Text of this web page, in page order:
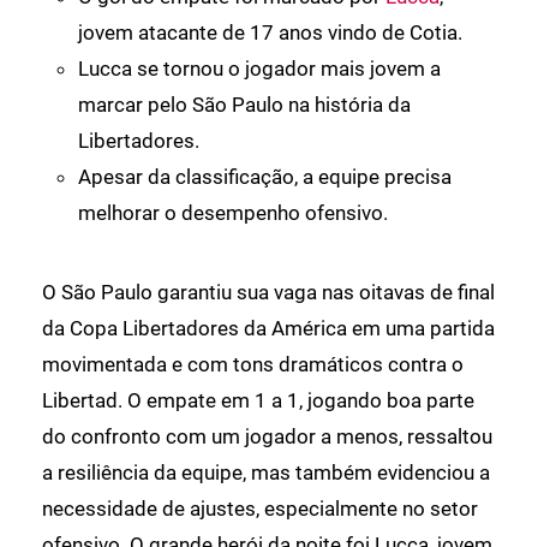
jovem atacante de 17 anos vindo de Cotia.
Lucca se tornou o jogador mais jovem a
marcar pelo São Paulo na história da
Libertadores.
Apesar da classificação, a equipe precisa
melhorar o desempenho ofensivo.
O São Paulo garantiu sua vaga nas oitavas de final
da Copa Libertadores da América em uma partida
movimentada e com tons dramáticos contra o
Libertad. O empate em 1 a 1, jogando boa parte
do confronto com um jogador a menos, ressaltou
a resiliência da equipe, mas também evidenciou a
necessidade de ajustes, especialmente no setor